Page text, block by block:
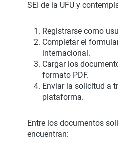
SEI de la UFU y
Registrarse como
Completar el
internacional.
Cargar los
formato PDF.
Enviar la solicitud a
plataforma.
Entre los documentos
encuentran: